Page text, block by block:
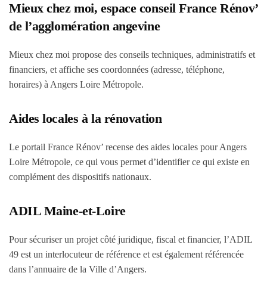
Mieux chez moi, espace conseil France Rénov’
de l’agglomération angevine
Mieux chez moi propose des conseils techniques, administratifs et
financiers, et affiche ses coordonnées (adresse, téléphone,
horaires) à Angers Loire Métropole.
Aides locales à la rénovation
Le portail France Rénov’ recense des aides locales pour Angers
Loire Métropole, ce qui vous permet d’identifier ce qui existe en
complément des dispositifs nationaux.
ADIL Maine-et-Loire
Pour sécuriser un projet côté juridique, fiscal et financier, l’ADIL
49 est un interlocuteur de référence et est également référencée
dans l’annuaire de la Ville d’Angers.